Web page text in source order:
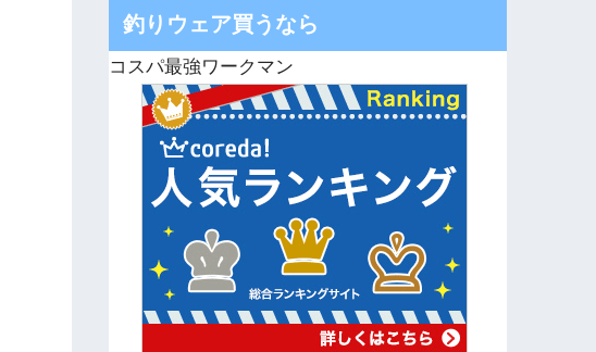
釣りウェア買うなら
コスパ最強ワークマン